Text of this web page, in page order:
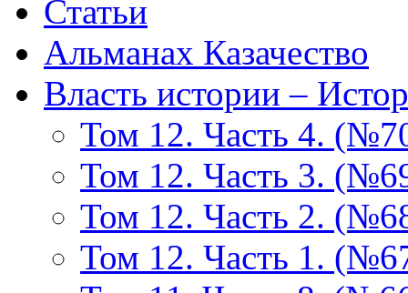
Статьи
Альманах Казачество
Власть истории –
Том 12. Часть 4.
Том 12. Часть 3.
Том 12. Часть 2.
Том 12. Часть 1.